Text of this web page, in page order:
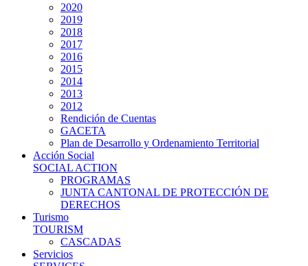
2020
2019
2018
2017
2016
2015
2014
2013
2012
Rendición de Cuentas
GACETA
Plan de Desarrollo y Ordenamiento Territorial
Acción Social
SOCIAL ACTION
PROGRAMAS
JUNTA CANTONAL DE PROTECCIÓN DE
DERECHOS
Turismo
TOURISM
CASCADAS
Servicios